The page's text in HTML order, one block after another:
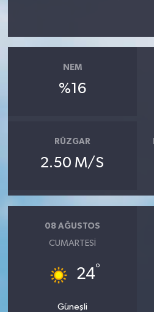
NEM
%16
RÜZGAR
2.50 M/S
08 AĞUSTOS
CUMARTESI
24°
Güneşli